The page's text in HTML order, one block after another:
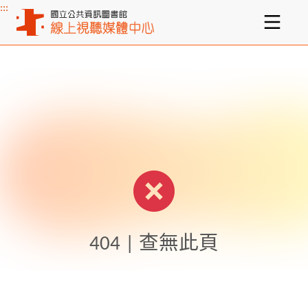
主要內容區塊
:::
404 | 查無此頁